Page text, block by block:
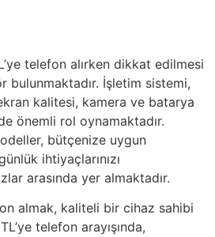
telefon alırken dikkat edilmesi
bulunmaktadır. İşletim sistemi,
kalitesi, kamera ve batarya
önemli rol oynamaktadır.
bütçenize uygun
ihtiyaçlarınızı
arasında yer almaktadır.
almak, kaliteli bir cihaz sahibi
telefon arayışında,